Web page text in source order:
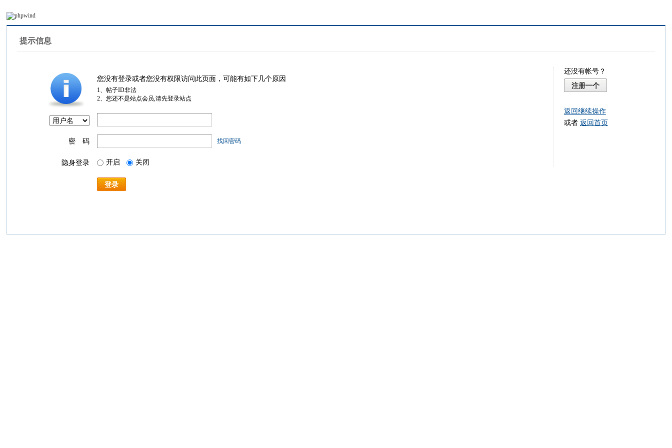
提示信息
您没有登录或者您没有权限访问此页面，可能有如下几个原因
1、帖子ID非法
2、您还不是站点会员,请先登录站点
密 码 找回密码
隐身登录 开启 关闭
登录
还没有帐号？
注册一个
返回继续操作
或者 返回首页